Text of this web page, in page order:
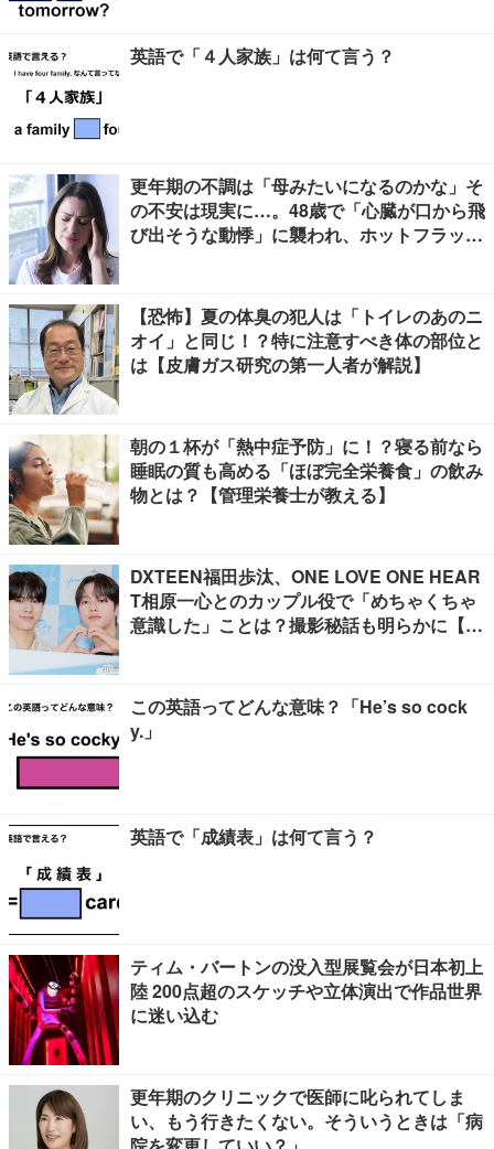
英語で「４人家族」は何て言う？
更年期の不調は「母みたいになるのかな」そ
の不安は現実に…。48歳で「心臓が口から飛
び出そうな動悸」に襲われ、ホットフラッシ
【恐怖】夏の体臭の犯人は「トイレのあのニ
オイ」と同じ！？特に注意すべき体の部位と
は【皮膚ガス研究の第一人者が解説】
朝の１杯が「熱中症予防」に！？寝る前なら
睡眠の質も高める「ほぼ完全栄養食」の飲み
物とは？【管理栄養士が教える】
DXTEEN福田歩汰、ONE LOVE ONE HEAR
T相原一心とのカップル役で「めちゃくちゃ
意識した」ことは？撮影秘話も明らかに【Y
この英語ってどんな意味？「He’s so cock
y.」
英語で「成績表」は何て言う？
ティム・バートンの没入型展覧会が日本初上
陸 200点超のスケッチや立体演出で作品世界
に迷い込む
更年期のクリニックで医師に叱られてしま
い、もう行きたくない。そういうときは「病